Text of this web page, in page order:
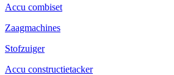
Accu combiset
Zaagmachines
Stofzuiger
Accu constructietacker